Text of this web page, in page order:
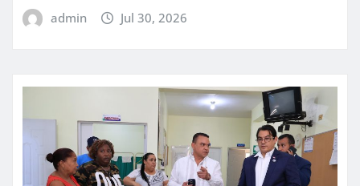
admin Jul 30, 2026